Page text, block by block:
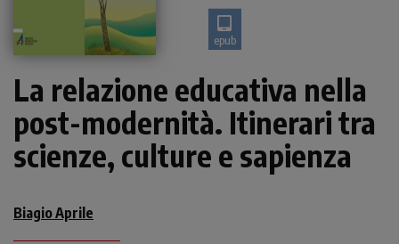
epub
La relazione educativa nella
post-modernità. Itinerari tra
scienze, culture e sapienza
Biagio Aprile